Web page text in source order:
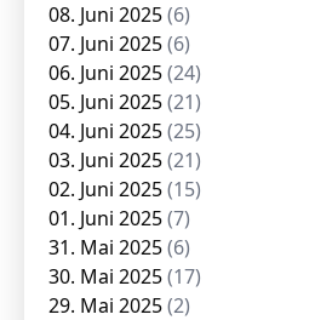
08. Juni 2025(6)
07. Juni 2025(6)
06. Juni 2025(24)
05. Juni 2025(21)
04. Juni 2025(25)
03. Juni 2025(21)
02. Juni 2025(15)
01. Juni 2025(7)
31. Mai 2025(6)
30. Mai 2025(17)
29. Mai 2025(2)